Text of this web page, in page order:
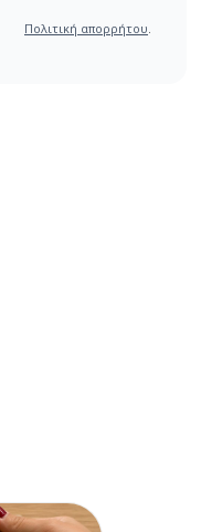
Πολιτική απορρήτου.